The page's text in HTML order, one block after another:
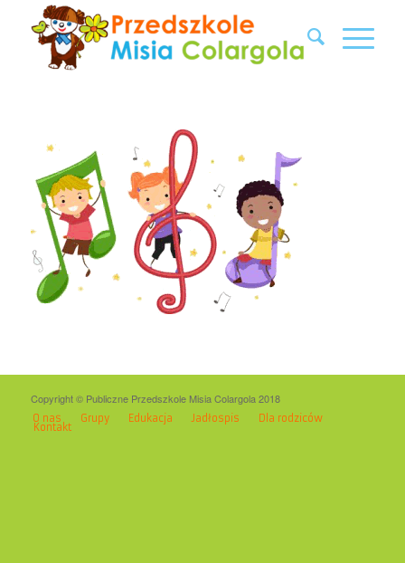
Copyright © Publiczne Przedszkole Misia Colargola 2018
O nas Grupy Edukacja Jadłospis Dla rodziców
Kontakt